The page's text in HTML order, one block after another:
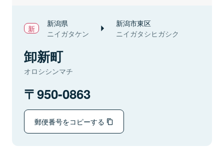
新潟県
ニイガタケン
新潟市東区
ニイガタシヒガシク
卸新町
オロシシンマチ
950-0863
郵便番号をコピーする